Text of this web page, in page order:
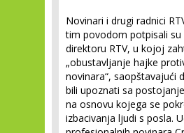
Novinari i drugi radnici
tim povodom potpisali su
direktoru RTV, u kojoj
„obustavljanje hajke
novinara“, saopštavajući
bili upoznati sa
na osnovu kojega se
izbacivanja ljudi s posla.